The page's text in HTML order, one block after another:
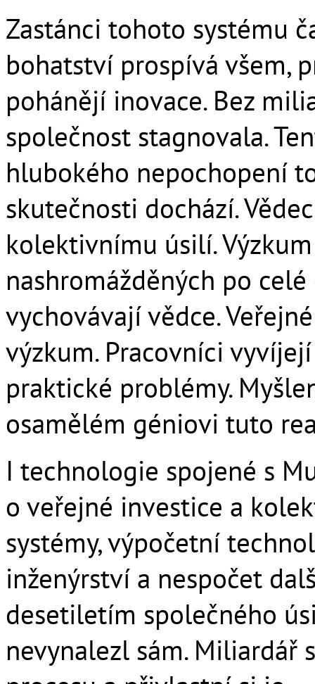
Zastánci tohoto systému
bohatství prospívá všem,
pohánějí inovace. Bez
společnost stagnovala.
hlubokého nepochopení
skutečnosti dochází.
kolektivnímu úsilí.
nashromážděných po
vychovávají vědce.
výzkum. Pracovníci
praktické problémy.
osamělém géniovi tuto
I technologie spojené s
o veřejné investice a
systémy, výpočetní
inženýrství a nespočet
desetiletím společného
nevynalezl sám.